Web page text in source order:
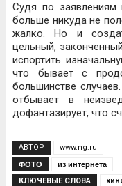
Судя по заявлениям
больше никуда не
жалко. Но и
цельный,
испортить
что бывает с
большинстве
отбывает в
дофантазирует, что
АВТОР www.ng.ru
ФОТО из интернета
КЛЮЧЕВЫЕ СЛОВА